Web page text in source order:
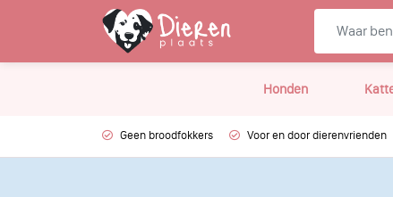
Honden
Geen broodfokkers Voor en door dierenvrienden